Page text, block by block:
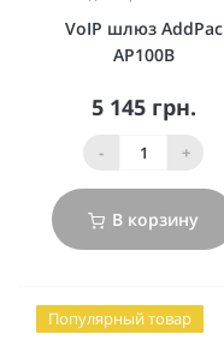
VoIP шлюз AddPac
AP100B
5 145 грн.
- +
В корзину
Популярный товар